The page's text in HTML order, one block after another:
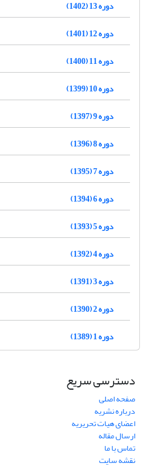
دوره 13 (1402)
دوره 12 (1401)
دوره 11 (1400)
دوره 10 (1399)
دوره 9 (1397)
دوره 8 (1396)
دوره 7 (1395)
دوره 6 (1394)
دوره 5 (1393)
دوره 4 (1392)
دوره 3 (1391)
دوره 2 (1390)
دوره 1 (1389)
دسترسی سریع
صفحه اصلی
درباره نشریه
اعضای هیات تحریریه
ارسال مقاله
تماس با ما
نقشه سایت